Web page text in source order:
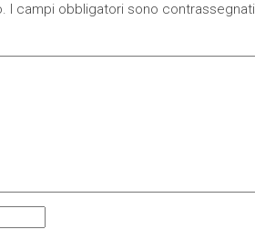
I campi obbligatori sono contrassegnati